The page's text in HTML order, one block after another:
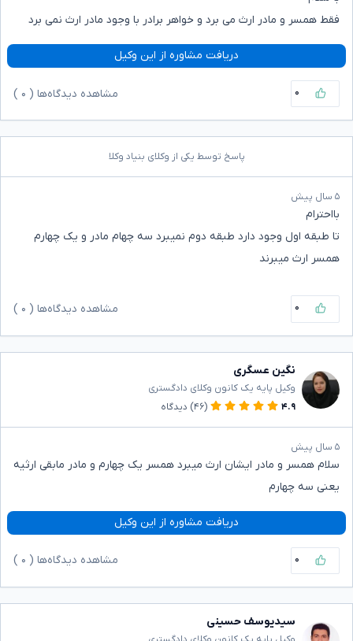
فقط همسر و مادر ارث می برد و خواهر برادر با وجود مادر ارث نمی برد
دریافت مشاوره از این وکیل
۰ مشاهده دیدگاه‌ها ( ۰
پاسخ توسط یکی از وکلای بنیاد وکلا
۵ سال پیش
بااحترام
تا طبقه اول وجود دارد طبقه دوم نمیبرد سه چهام مادر و یک چهارم
همسر ارث میبرند
۰ مشاهده دیدگاه‌ها ( ۰
نگین عسگری
وکیل پایه یک کانون وکلای دادگستری
۴.۹
(۴۶) دیدگاه
۵ سال پیش
سلام همسر و مادر ایشان ارث میبرد همسر یک چهارم و مادر مابقی ارثیه
یعنی سه چهارم
دریافت مشاوره از این وکیل
۰ مشاهده دیدگاه‌ها ( ۰
سیدیوسف حسینی